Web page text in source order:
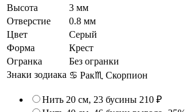
Высота
3 мм
Отверстие
0.8 мм
Цвет
Серый
Форма
Крест
Огранка
Без огранки
Знаки зодиака ♋ Рак♏ Скорпион
Нить 20 см, 23 бусины 210 ₽